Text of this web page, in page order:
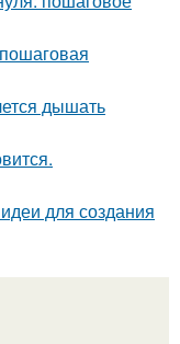
дышать
для создания